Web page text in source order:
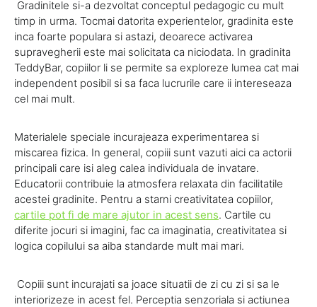
Gradinitele si-a dezvoltat conceptul pedagogic cu mult
timp in urma. Tocmai datorita experientelor, gradinita este
inca foarte populara si astazi, deoarece activarea
supravegherii este mai solicitata ca niciodata. In gradinita
TeddyBar, copiilor li se permite sa exploreze lumea cat mai
independent posibil si sa faca lucrurile care ii intereseaza
cel mai mult.
Materialele speciale incurajeaza experimentarea si
miscarea fizica. In general, copiii sunt vazuti aici ca actorii
principali care isi aleg calea individuala de invatare.
Educatorii contribuie la atmosfera relaxata din facilitatile
acestei gradinite. Pentru a starni creativitatea copiilor,
cartile pot fi de mare ajutor in acest sens. Cartile cu
diferite jocuri si imagini, fac ca imaginatia, creativitatea si
logica copilului sa aiba standarde mult mai mari.
Copiii sunt incurajati sa joace situatii de zi cu zi si sa le
interiorizeze in acest fel. Perceptia senzoriala si actiunea